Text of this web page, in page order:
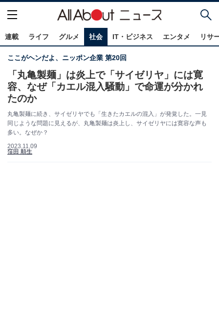
連載 ライフ グルメ 社会 IT・ビジネス エンタメ リサ
ここがヘンだよ、ニッポン企業 第20回
「丸亀製麺」は炎上で「サイゼリヤ」には寛
容、なぜ「カエル混入騒動」で命運が分かれ
たのか
丸亀製麺に続き、サイゼリヤでも「生きたカエルの混入」が発覚した。一見
同じような問題に見えるが、丸亀製麺は炎上し、サイゼリヤには寛容な声も
多い。なぜか？
2023.11.09
窪田 順生